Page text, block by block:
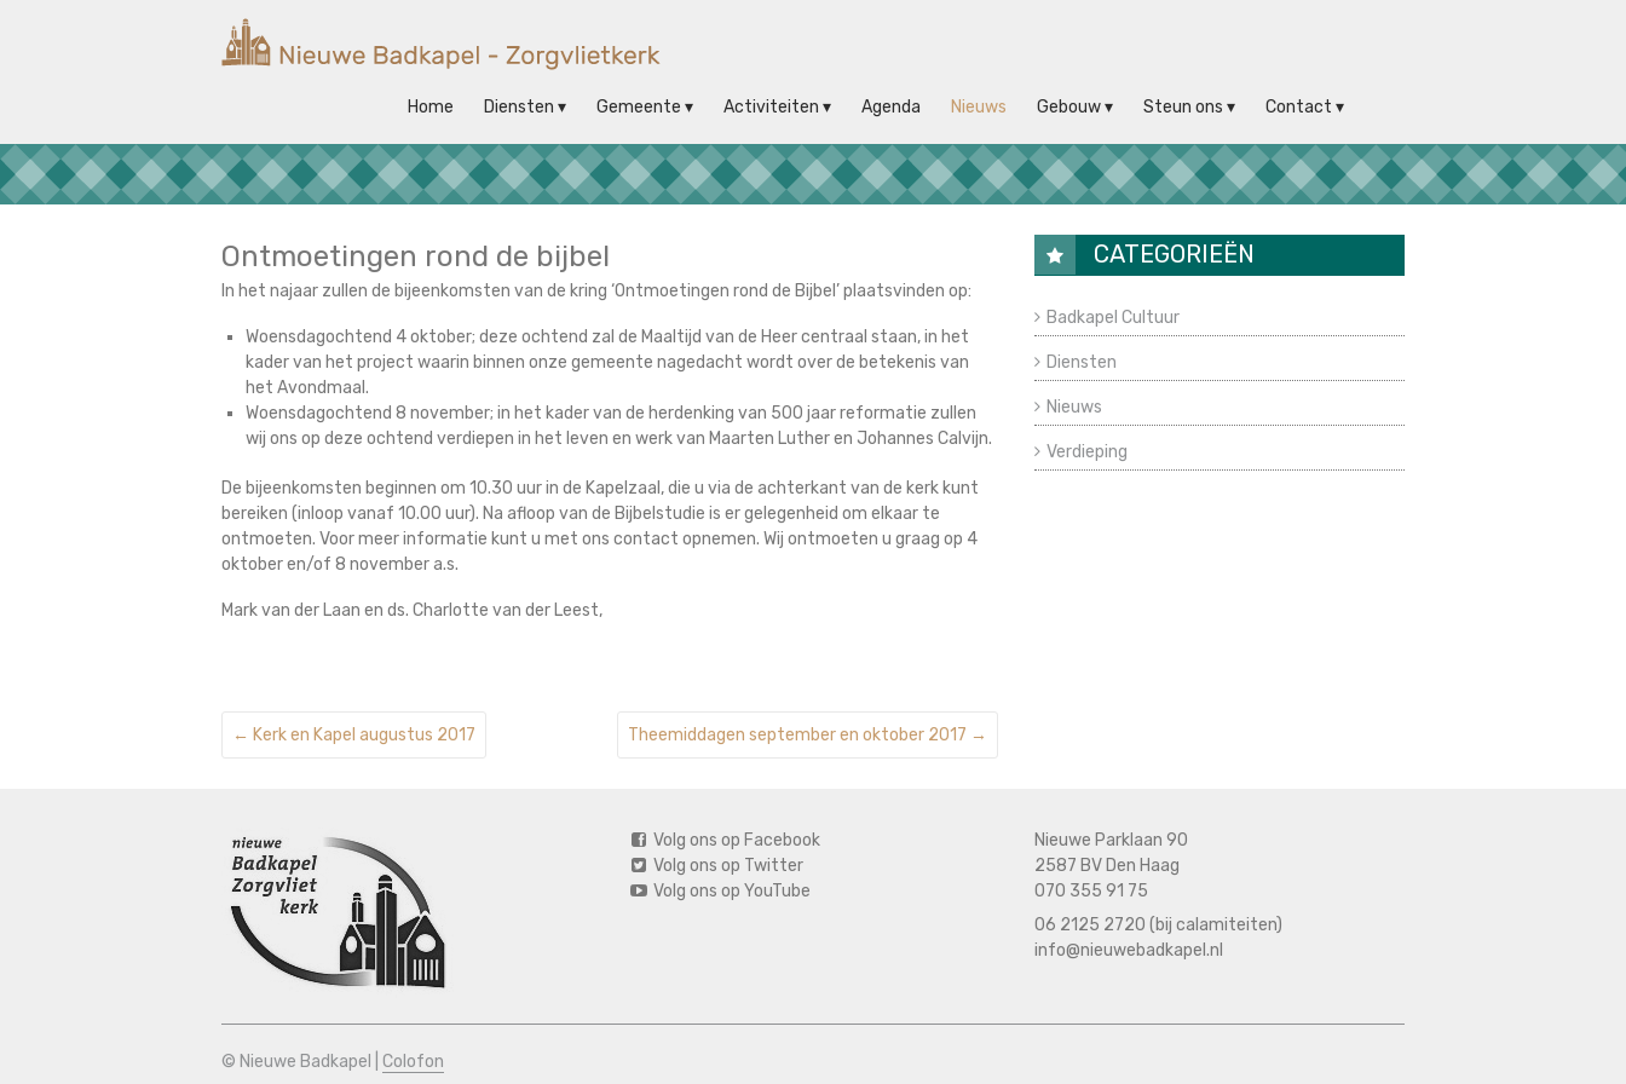
Nieuwe
op
Scheveningen
Home Diensten Gemeente Activiteiten Agenda Nieuws Gebouw Steun ons Contact
Ontmoetingen rond de bijbel
In het najaar zullen de bijeenkomsten van de kring ‘Ontmoetingen rond de Bijbel’ plaatsvinden op:
Woensdagochtend 4 oktober; deze ochtend zal de Maaltijd van de Heer centraal staan, in het
kader van het project waarin binnen onze gemeente nagedacht wordt over de betekenis van
het Avondmaal.
Woensdagochtend 8 november; in het kader van de herdenking van 500 jaar reformatie zullen
wij ons op deze ochtend verdiepen in het leven en werk van Maarten Luther en Johannes Calvijn.
De bijeenkomsten beginnen om 10.30 uur in de Kapelzaal, die u via de achterkant van de kerk kunt
bereiken (inloop vanaf 10.00 uur). Na afloop van de Bijbelstudie is er gelegenheid om elkaar te
ontmoeten. Voor meer informatie kunt u met ons contact opnemen. Wij ontmoeten u graag op 4
oktober en/of 8 november a.s.
Mark van der Laan en ds. Charlotte van der Leest,
← Kerk en Kapel augustus 2017 Theemiddagen september en oktober 2017 →
CATEGORIEËN
Badkapel Cultuur
Diensten
Nieuws
Verdieping
Volg ons op Facebook
Volg ons op Twitter
Volg ons op YouTube
Nieuwe Parklaan 90
2587 BV Den Haag
070 355 91 75
06 2125 2720 (bij calamiteiten)
info@nieuwebadkapel.nl
© Nieuwe Badkapel | Colofon